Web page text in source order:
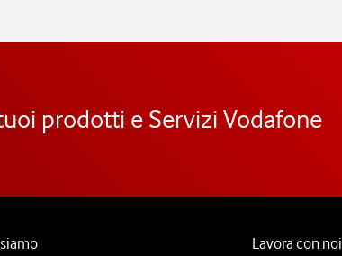
prodotti e Servizi Vodafone
Lavora con noi